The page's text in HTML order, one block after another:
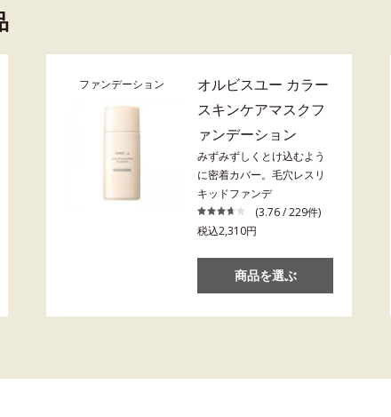
ファンデーション
オルビスユー カラー
スキンケアマスクフ
ァンデーション
みずみずしくとけ込むよう
に密着カバー。毛穴レスリ
キッドファンデ
(3.76 / 229件)
税込2,310円
商品を選ぶ